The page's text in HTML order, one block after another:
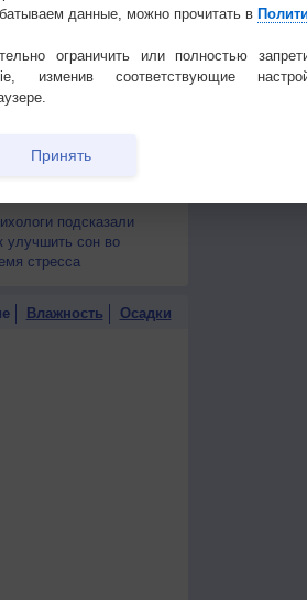
сирени вреден для
детям не
подсказали
улучшить сон во
стресса
Влажность Осадки
Политика
Частые
данные, можно прочитать в
ограничить или полностью
изменив соответствующие
Принять